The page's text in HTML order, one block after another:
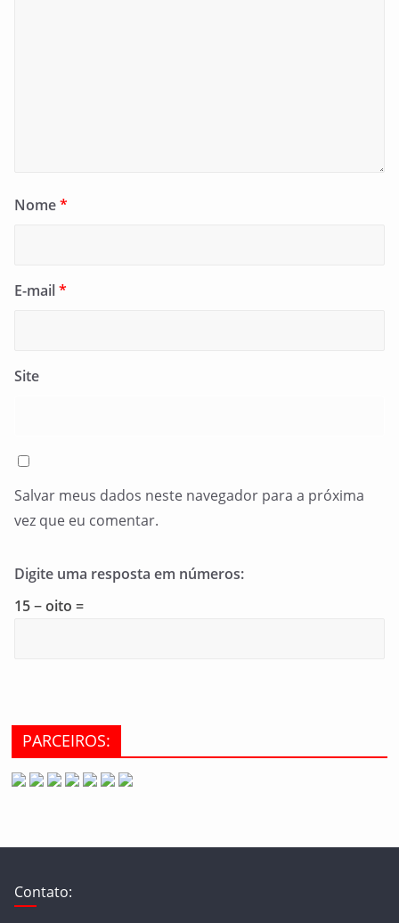
Nome*
E-mail*
Site
Salvar meus dados neste navegador para a próxima
vez que eu comentar.
Digite uma resposta em números:
15 − oito =
PARCEIROS:
Contato: